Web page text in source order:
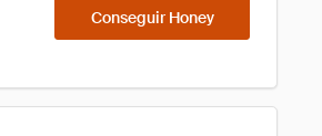
Conseguir Honey